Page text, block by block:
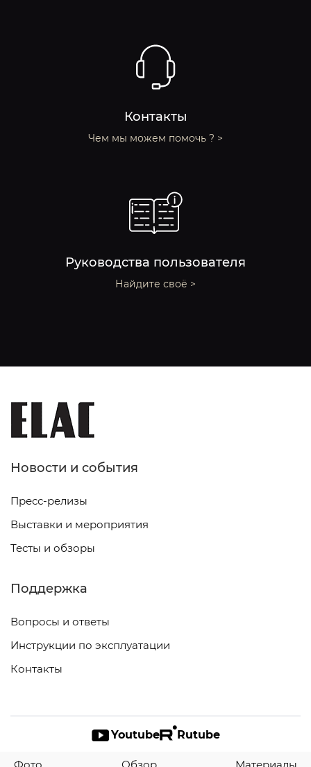
Контакты
Чем мы можем помочь ? >
Руководства пользователя
Найдите своё >
Новости и события
Пресс-релизы
Выставки и мероприятия
Тесты и обзоры
Поддержка
Вопросы и ответы
Инструкции по эксплуатации
Контакты
© ELAC Electroacustic GmbH 2026
Youtube Rutube